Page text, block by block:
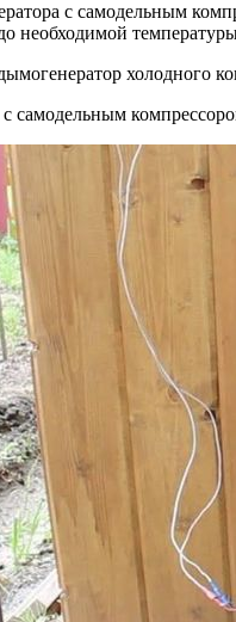
с самодельным
необходимой
самодельным